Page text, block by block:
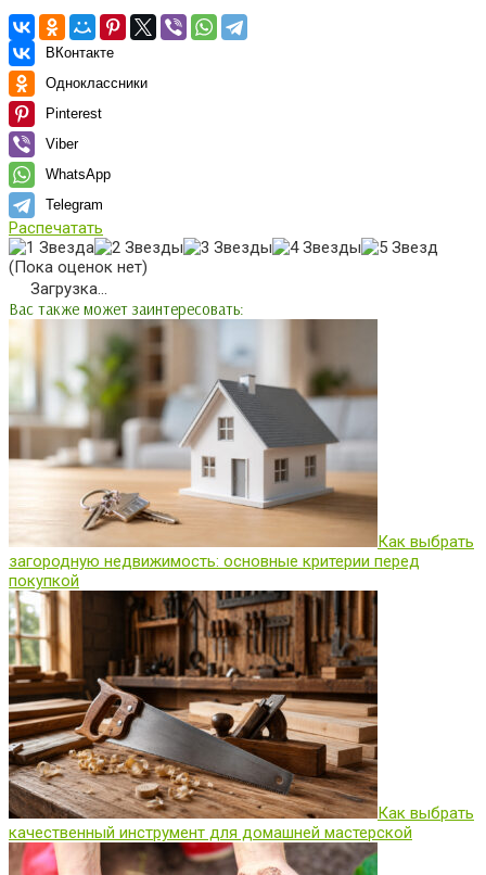
ВКонтакте
Одноклассники
Pinterest
Viber
WhatsApp
Telegram
Распечатать
(Пока оценок нет)
Загрузка...
Вас также может заинтересовать:
Как выбрать
загородную недвижимость: основные критерии перед
покупкой
Как выбрать
качественный инструмент для домашней мастерской